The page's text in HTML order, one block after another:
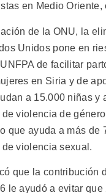
en Medio Oriente,
de la ONU, la
Unidos pone en
de facilitar
en Siria y de
a 15.000 niñas y
violencia de
que ayuda a más de
violencia sexual.
que la contribución
le ayudó a evitar que